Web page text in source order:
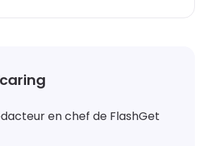
en chef de FlashGet